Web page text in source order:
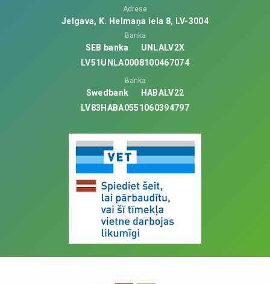
Adrese
Jelgava, K. Helmaņa iela 8, LV-3004
Banka
SEB banka
UNLALV2X
LV51UNLA0008100467074
Banka
Swedbank
HABALV22
LV83HABA0551060394797